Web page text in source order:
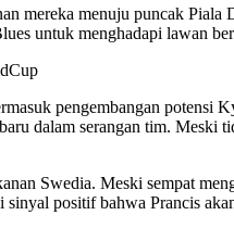
mereka menuju puncak
untuk menghadapi lawan
pengembangan
dalam serangan tim.
Swedia. Meski sempat
positif bahwa Prancis